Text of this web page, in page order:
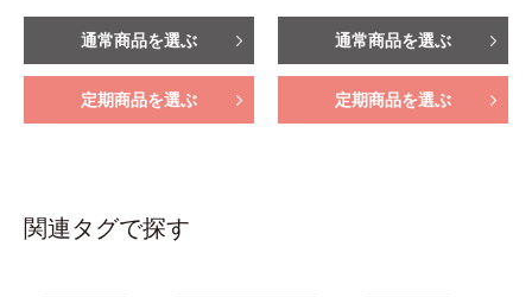
通常商品を選ぶ
定期商品を選ぶ
通常商品を選ぶ
定期商品を選ぶ
関連タグで探す